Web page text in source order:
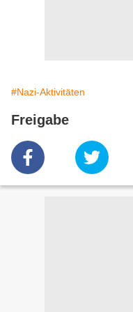
#Nazi-Aktivitäten
Freigabe